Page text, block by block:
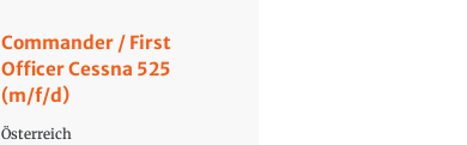
Commander / First
Officer Cessna 525
(m/f/d)
Österreich